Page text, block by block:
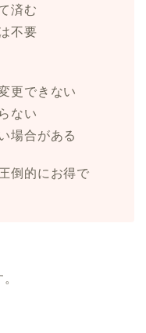
済む
不要
更できない
ない
場合がある
倒的にお得で